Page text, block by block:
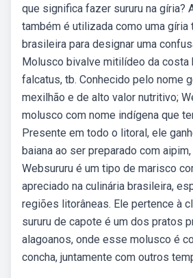
que significa fazer sururu na gíria?
também é utilizada como uma gíria
brasileira para designar uma
Molusco bivalve mitilídeo da costa
falcatus, tb. Conhecido pelo nome
mexilhão e de alto valor nutritivo;
molusco com nome indígena que
Presente em todo o litoral, ele
baiana ao ser preparado com
Websururu é um tipo de marisco
apreciado na culinária brasileira,
regiões litorâneas. Ele pertence à
sururu de capote é um dos pratos
alagoanos, onde esse molusco é
concha, juntamente com outros